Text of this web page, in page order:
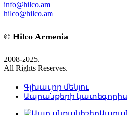
info@hilco.am
hilco@hilco.am
© Hilco Armenia
2008-2025.
All Rights Reserves.
Գլխավոր մենյու
Ապրանքերի